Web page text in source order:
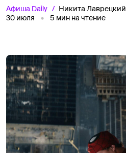
Афиша Daily
Никита Лаврецкий
30 июля
5 мин на чтение